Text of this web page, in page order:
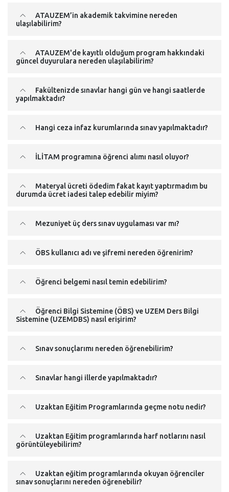
ATAUZEM’in akademik takvimine nereden
ulaşılabilirim?
ATAUZEM'de kayıtlı olduğum program hakkındaki
güncel duyurulara nereden ulaşılabilirim?
Fakültenizde sınavlar hangi gün ve hangi saatlerde
yapılmaktadır?
Hangi ceza infaz kurumlarında sınav yapılmaktadır?
İLİTAM programına öğrenci alımı nasıl oluyor?
Materyal ücreti ödedim fakat kayıt yaptırmadım bu
durumda ücret iadesi talep edebilir miyim?
Mezuniyet üç ders sınav uygulaması var mı?
ÖBS kullanıcı adı ve şifremi nereden öğrenirim?
Öğrenci belgemi nasıl temin edebilirim?
Öğrenci Bilgi Sistemine (ÖBS) ve UZEM Ders Bilgi
Sistemine (UZEMDBS) nasıl erişirim?
Sınav sonuçlarımı nereden öğrenebilirim?
Sınavlar hangi illerde yapılmaktadır?
Uzaktan Eğitim Programlarında geçme notu nedir?
Uzaktan Eğitim programlarında harf notlarını nasıl
görüntüleyebilirim?
Uzaktan eğitim programlarında okuyan öğrenciler
sınav sonuçlarını nereden öğrenebilir?